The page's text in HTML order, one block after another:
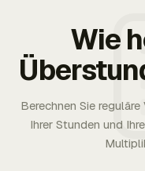
Wie
Berechnen Sie
Ihrer Stunden und